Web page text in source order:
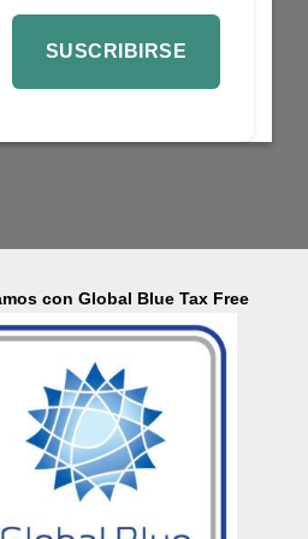
con Global Blue Tax Free